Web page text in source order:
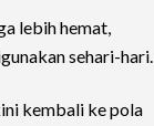
lebih hemat,
sehari-hari.
kembali ke pola